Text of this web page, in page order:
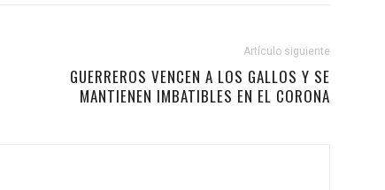
Artículo siguiente
GUERREROS VENCEN A LOS GALLOS Y SE
MANTIENEN IMBATIBLES EN EL CORONA